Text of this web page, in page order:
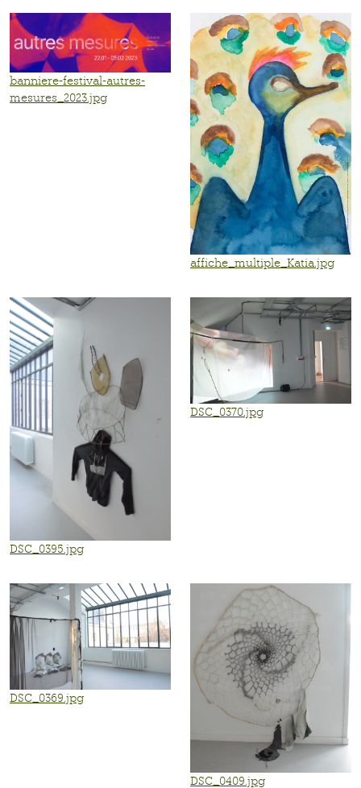
banniere-festival-autres-
mesures_2023.jpg
affiche_multiple_Katia.jpg
DSC_0395.jpg
DSC_0370.jpg
DSC_0369.jpg
DSC_0409.jpg